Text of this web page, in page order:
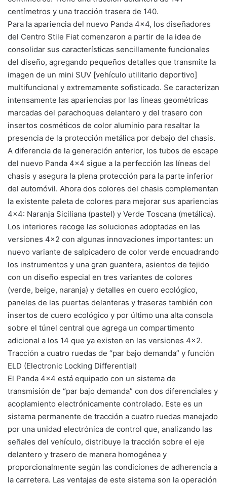
centímetros y una tracción trasera de 140.
Para la apariencia del nuevo Panda 4×4, los diseñadores
del Centro Stile Fiat comenzaron a partir de la idea de
consolidar sus características sencillamente funcionales
del diseño, agregando pequeños detalles que transmite la
imagen de un mini SUV [vehículo utilitario deportivo]
multifuncional y extremamente sofisticado. Se caracterizan
intensamente las apariencias por las líneas geométricas
marcadas del parachoques delantero y del trasero con
insertos cosméticos de color aluminio para resaltar la
presencia de la protección metálica por debajo del chasis.
A diferencia de la generación anterior, los tubos de escape
del nuevo Panda 4×4 sigue a la perfección las líneas del
chasis y asegura la plena protección para la parte inferior
del automóvil. Ahora dos colores del chasis complementan
la existente paleta de colores para mejorar sus apariencias
4×4: Naranja Siciliana (pastel) y Verde Toscana (metálica).
Los interiores recoge las soluciones adoptadas en las
versiones 4×2 con algunas innovaciones importantes: un
nuevo variante de salpicadero de color verde encuadrando
los instrumentos y una gran guantera, asientos de tejido
con un diseño especial en tres variantes de colores
(verde, beige, naranja) y detalles en cuero ecológico,
paneles de las puertas delanteras y traseras también con
insertos de cuero ecológico y por último una alta consola
sobre el túnel central que agrega un compartimento
adicional a los 14 que ya existen en las versiones 4×2.
Tracción a cuatro ruedas de “par bajo demanda” y función
ELD (Electronic Locking Differential)
El Panda 4×4 está equipado con un sistema de
transmisión de “par bajo demanda” con dos diferenciales y
acoplamiento electrónicamente controlado. Este es un
sistema permanente de tracción a cuatro ruedas manejado
por una unidad electrónica de control que, analizando las
señales del vehículo, distribuye la tracción sobre el eje
delantero y trasero de manera homogénea y
proporcionalmente según las condiciones de adherencia a
la carretera. Las ventajas de este sistema son la operación